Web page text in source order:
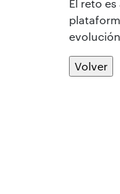
El reto
Volver